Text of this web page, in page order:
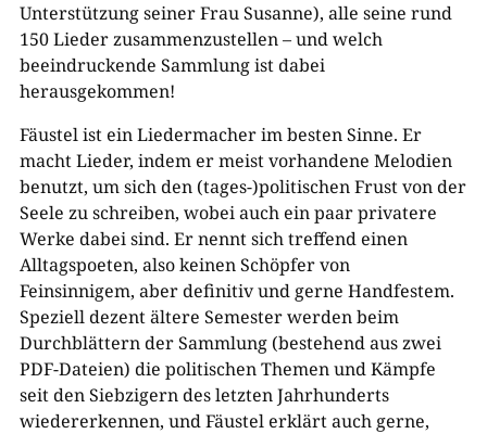
Unterstützung seiner Frau Susanne), alle seine rund
150 Lieder zusammenzustellen – und welch
beeindruckende Sammlung ist dabei
herausgekommen!
Fäustel ist ein Liedermacher im besten Sinne. Er
macht Lieder, indem er meist vorhandene Melodien
benutzt, um sich den (tages-)politischen Frust von der
Seele zu schreiben, wobei auch ein paar privatere
Werke dabei sind. Er nennt sich treffend einen
Alltagspoeten, also keinen Schöpfer von
Feinsinnigem, aber definitiv und gerne Handfestem.
Speziell dezent ältere Semester werden beim
Durchblättern der Sammlung (bestehend aus zwei
PDF-Dateien) die politischen Themen und Kämpfe
seit den Siebzigern des letzten Jahrhunderts
wiedererkennen, und Fäustel erklärt auch gerne,